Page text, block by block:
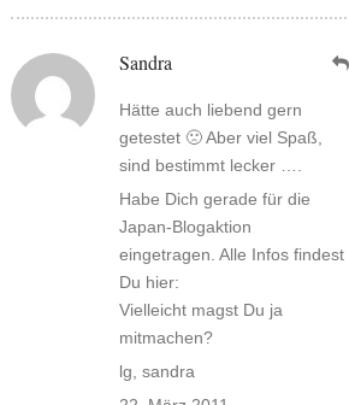
Sandra
Hätte auch liebend gern
getestet 🙁 Aber viel Spaß,
sind bestimmt lecker ….
Habe Dich gerade für die
Japan-Blogaktion
eingetragen. Alle Infos findest
Du hier:
Vielleicht magst Du ja
mitmachen?
lg, sandra